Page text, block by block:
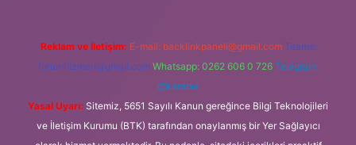
Reklam ve İletişim: E-mail: backlinkpaneli@gmail.com Teams:
forumhizmeti@gmail.com Whatsapp: 0262 606 0 726 Telegram:
@karabul
Yasal Uyarı: Sitemiz, 5651 Sayılı Kanun gereğince Bilgi Teknolojileri
ve İletişim Kurumu (BTK) tarafından onaylanmış bir Yer Sağlayıcı